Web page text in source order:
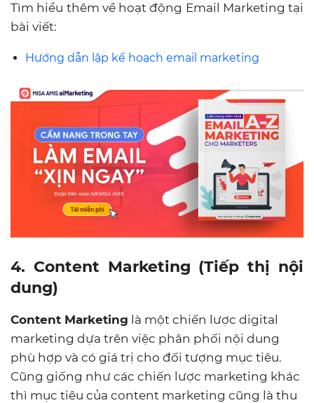
Tìm hiểu thêm về hoạt động Email Marketing tại
bài viết:
Hướng dẫn lập kế hoạch email marketing
4. Content Marketing (Tiếp thị nội
dung)
Content Marketing là một chiến lược digital
marketing dựa trên việc phân phối nội dung
phù hợp và có giá trị cho đối tượng mục tiêu.
Cũng giống như các chiến lược marketing khác
thì mục tiêu của content marketing cũng là thu